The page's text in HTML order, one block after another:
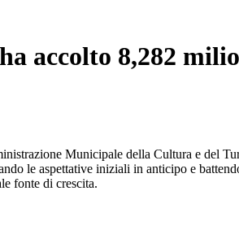
accolto 8,282
Municipale della Cultura e del
le aspettative iniziali in anticipo e
fonte di crescita.